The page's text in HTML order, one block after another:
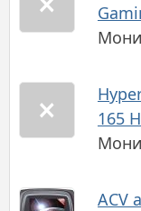
165
ACV